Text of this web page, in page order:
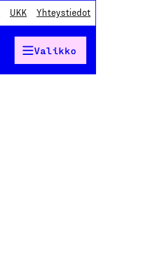
UKK Yhteystiedot
Valikko